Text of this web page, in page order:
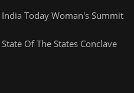
India Today Woman's Summit
State Of The States Conclave